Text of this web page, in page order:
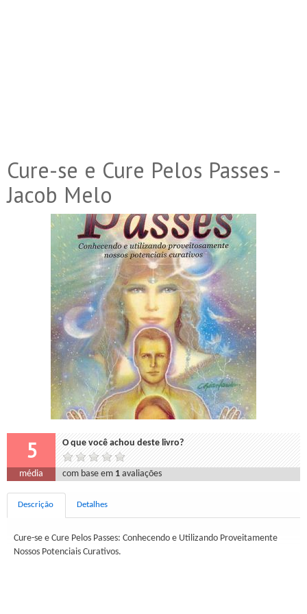
Cure-se e Cure Pelos Passes -
Jacob Melo
5 O que você achou deste livro?
média com base em 1 avaliações
Descrição Detalhes
Cure-se e Cure Pelos Passes: Conhecendo e Utilizando Proveitamente
Nossos Potenciais Curativos.